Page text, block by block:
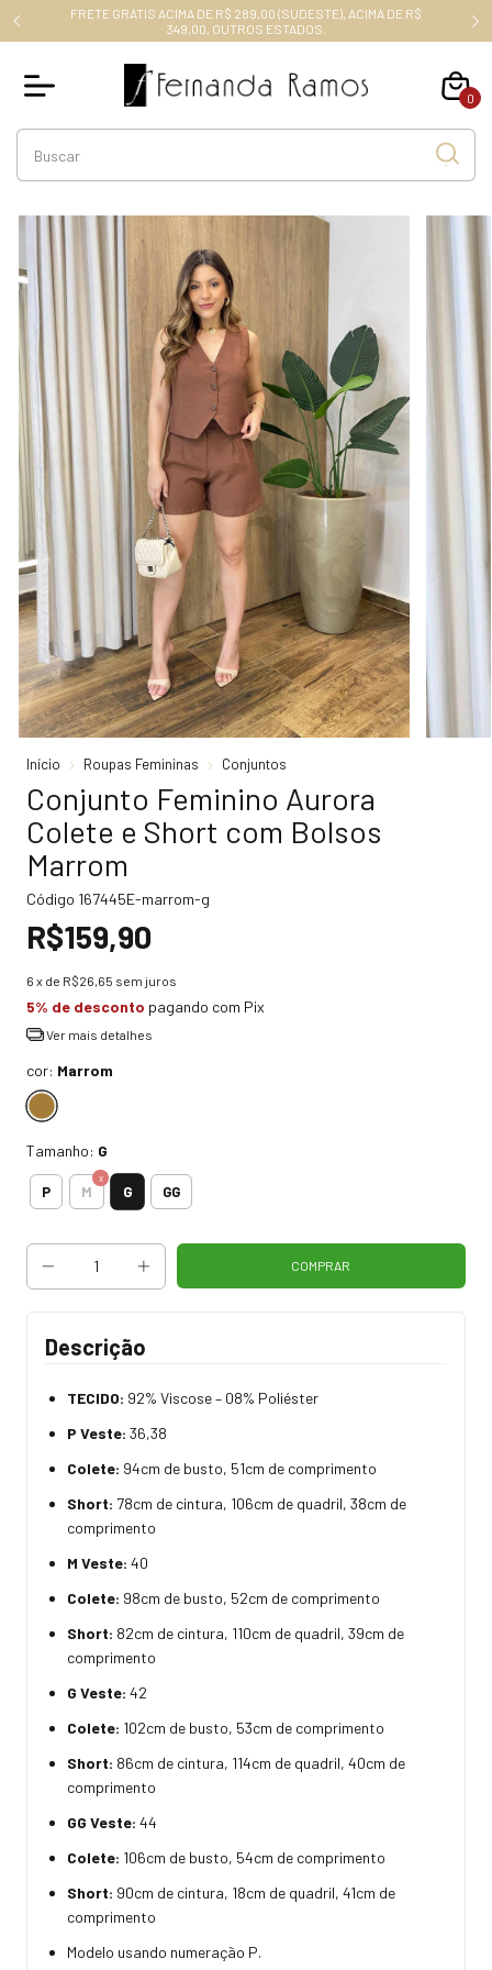
FRETE GRÁTIS ACIMA DE R$ 289,00 (SUDESTE), ACIMA DE R$
349,00, OUTROS ESTADOS.
0
Início Roupas Femininas Conjuntos
Conjunto Feminino Aurora
Colete e Short com Bolsos
Marrom
Código 167445E-marrom-g
R$159,90
6 x de R$26,65 sem juros
5% de desconto pagando com Pix
Ver mais detalhes
cor: Marrom
Tamanho: G
P M G GG
Descrição
TECIDO: 92% Viscose – 08% Poliéster
P Veste: 36,38
Colete: 94cm de busto, 51cm de comprimento
Short: 78cm de cintura, 106cm de quadril, 38cm de
comprimento
M Veste: 40
Colete: 98cm de busto, 52cm de comprimento
Short: 82cm de cintura, 110cm de quadril, 39cm de
comprimento
G Veste: 42
Colete: 102cm de busto, 53cm de comprimento
Short: 86cm de cintura, 114cm de quadril, 40cm de
comprimento
GG Veste: 44
Colete: 106cm de busto, 54cm de comprimento
Short: 90cm de cintura, 18cm de quadril, 41cm de
comprimento
Modelo usando numeração P.